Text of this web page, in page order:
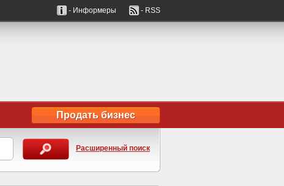
- Информеры - RSS
Продать бизнес
Расширенный поиск